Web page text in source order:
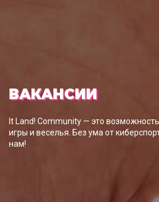
ВАКАНСИИ
It Land! Community — это
игры и веселья. Без ума от
нам!